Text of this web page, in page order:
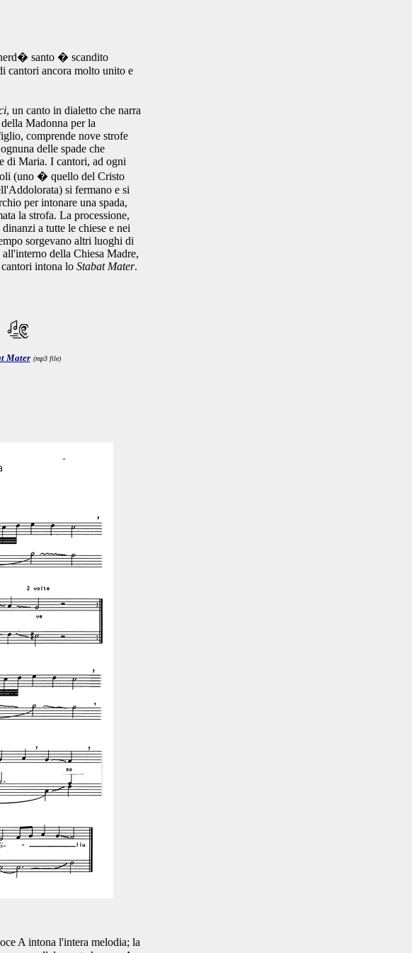
santo � scandito
cantori ancora molto unito e
, un canto in dialetto che narra
Madonna per la
comprende nove strofe
delle spade che
di Maria. I cantori, ad ogni
(uno � quello del Cristo
si fermano e si
per intonare una spada,
la strofa. La processione,
a tutte le chiese e nei
sorgevano altri luoghi di
della Chiesa Madre,
intona lo Stabat Mater.
Mater (mp3 file)
A intona l'intera melodia; la